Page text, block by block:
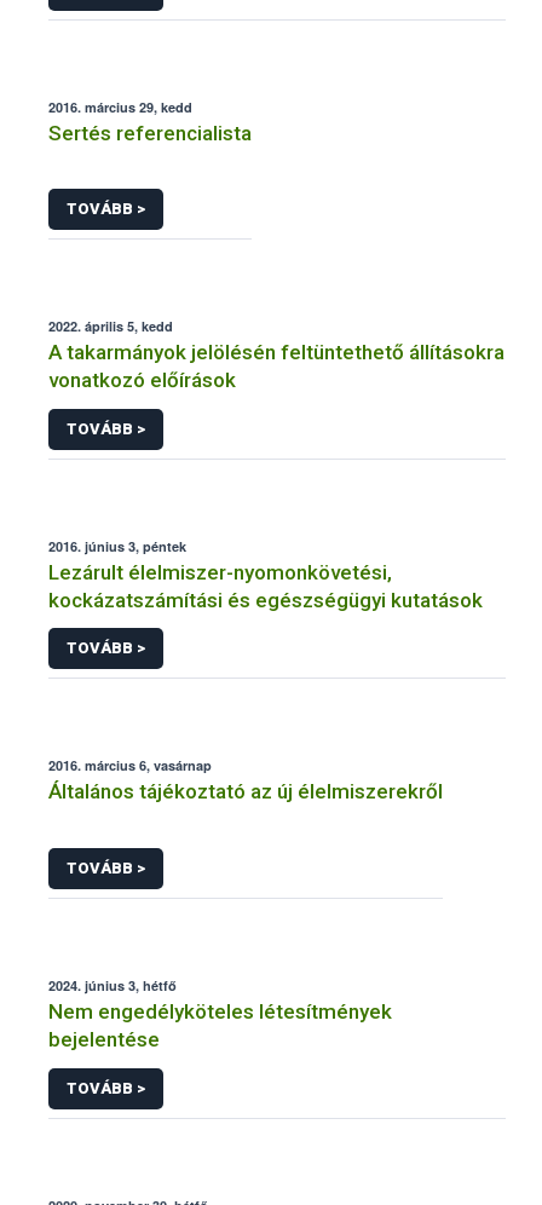
2016. március 29, kedd
Sertés referencialista
TOVÁBB >
2022. április 5, kedd
A takarmányok jelölésén feltüntethető állításokra
vonatkozó előírások
TOVÁBB >
2016. június 3, péntek
Lezárult élelmiszer-nyomonkövetési,
kockázatszámítási és egészségügyi kutatások
TOVÁBB >
2016. március 6, vasárnap
Általános tájékoztató az új élelmiszerekről
TOVÁBB >
2024. június 3, hétfő
Nem engedélyköteles létesítmények
bejelentése
TOVÁBB >